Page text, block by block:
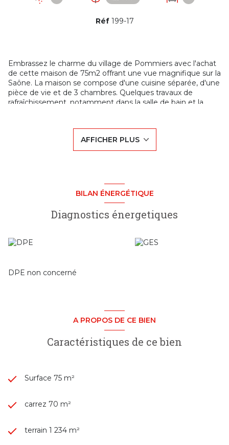
Réf 199-17
Embrassez le charme du village de Pommiers avec l'achat
de cette maison de 75m2 offrant une vue magnifique sur la
Saône. La maison se compose d'une cuisine séparée, d'une
pièce de vie et de 3 chambres. Quelques travaux de
rafraîchissement, notamment dans la salle de bain et la
comme espace de stockage ou cave.
Le jardin spacieux de 1234m2, une rareté dans la région,
offre un espace extérieur idéal. De plus, une possibilité
obtenir des informations détaillées sur cette maison. Une
AFFICHER PLUS
BILAN ÉNERGÉTIQUE
Diagnostics énergetiques
DPE non concerné
A PROPOS DE CE BIEN
Caractéristiques de ce bien
Surface 75 m²
carrez 70 m²
terrain 1 234 m²